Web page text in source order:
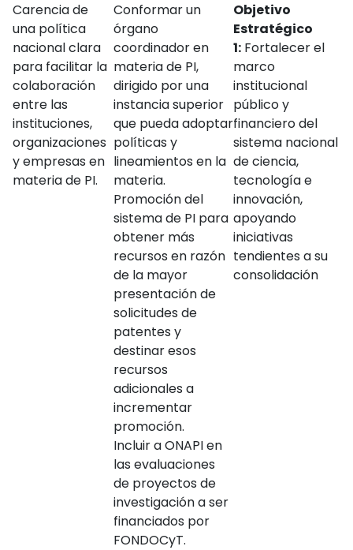
Carencia de
una política
nacional clara
para facilitar la
colaboración
entre las
instituciones,
organizaciones
y empresas en
materia de PI.
Conformar un
órgano
coordinador en
materia de PI,
dirigido por una
instancia superior
que pueda adoptar
políticas y
lineamientos en la
materia.
Promoción del
sistema de PI para
obtener más
recursos en razón
de la mayor
presentación de
solicitudes de
patentes y
destinar esos
recursos
adicionales a
incrementar
promoción.
Incluir a ONAPI en
las evaluaciones
de proyectos de
investigación a ser
financiados por
FONDOCyT.
Objetivo
Estratégico
1: Fortalecer el
marco
institucional
público y
financiero del
sistema nacional
de ciencia,
tecnología e
innovación,
apoyando
iniciativas
tendientes a su
consolidación